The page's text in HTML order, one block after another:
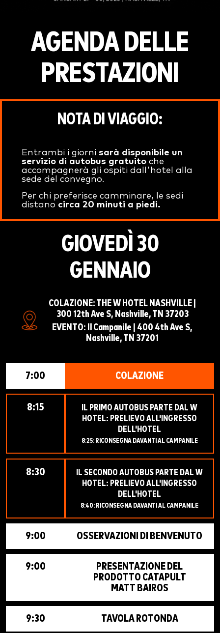
AGENDA DELLE
PRESTAZIONI
NOTA DI VIAGGIO:
Entrambi i giorni sarà disponibile un
servizio di autobus gratuito che
accompagnerà gli ospiti dall'hotel alla
sede del convegno.
Per chi preferisce camminare, le sedi
distano circa 20 minuti a piedi.
GIOVEDÌ 30
GENNAIO
COLAZIONE: THE W HOTEL NASHVILLE |
300 12th Ave S, Nashville, TN 37203
EVENTO: Il Campanile | 400 4th Ave S,
Nashville, TN 37201
7:00 COLAZIONE
8:15
IL PRIMO AUTOBUS PARTE DAL W
HOTEL: PRELIEVO ALL'INGRESSO
DELL'HOTEL
8:25: RICONSEGNA DAVANTI AL CAMPANILE
8:30
IL SECONDO AUTOBUS PARTE DAL W
HOTEL: PRELIEVO ALL'INGRESSO
DELL'HOTEL
8:40: RICONSEGNA DAVANTI AL CAMPANILE
9:00 OSSERVAZIONI DI BENVENUTO
9:00
PRESENTAZIONE DEL
PRODOTTO CATAPULT
MATT BAIROS
9:30 TAVOLA ROTONDA